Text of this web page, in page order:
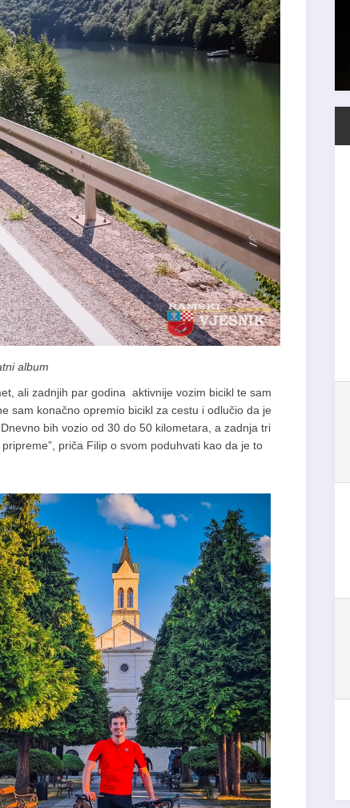
album
ali zadnjih par godina aktivnije vozim bicikl te sam
sam konačno opremio bicikl za cestu i odlučio da je
bih vozio od 30 do 50 kilometara, a zadnja tri
priča Filip o svom poduhvati kao da je to